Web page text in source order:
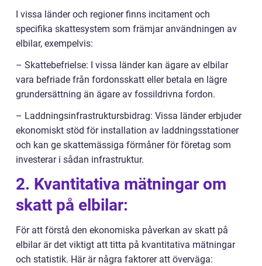
I vissa länder och regioner finns incitament och
specifika skattesystem som främjar användningen av
elbilar, exempelvis:
– Skattebefrielse: I vissa länder kan ägare av elbilar
vara befriade från fordonsskatt eller betala en lägre
grundersättning än ägare av fossildrivna fordon.
– Laddningsinfrastruktursbidrag: Vissa länder erbjuder
ekonomiskt stöd för installation av laddningsstationer
och kan ge skattemässiga förmåner för företag som
investerar i sådan infrastruktur.
2. Kvantitativa mätningar om
skatt på elbilar:
För att förstå den ekonomiska påverkan av skatt på
elbilar är det viktigt att titta på kvantitativa mätningar
och statistik. Här är några faktorer att överväga: